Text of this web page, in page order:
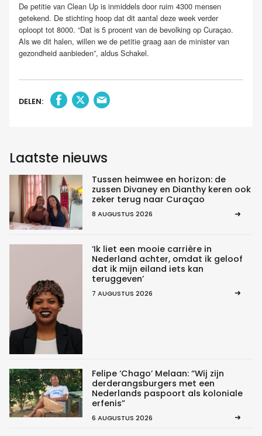
De petitie van Clean Up is inmiddels door ruim 4300 mensen
getekend. De stichting hoop dat dit aantal deze week verder
oploopt tot 8000. “Dat is 5 procent van de bevolking op Curaçao.
Als we dit halen, willen we de petitie graag aan de minister van
gezondheid aanbieden”, aldus Schakel.
DELEN:
Laatste nieuws
Tussen heimwee en horizon: de
zussen Divaney en Dianthy keren ook
zeker terug naar Curaçao
8 AUGUSTUS 2026
‘Ik liet een mooie carrière in
Nederland achter, omdat ik geloof
dat ik mijn eiland iets kan
teruggeven’
7 AUGUSTUS 2026
Felipe ‘Chago’ Melaan: “Wij zijn
derderangsburgers met een
Nederlands paspoort als koloniale
erfenis”
6 AUGUSTUS 2026